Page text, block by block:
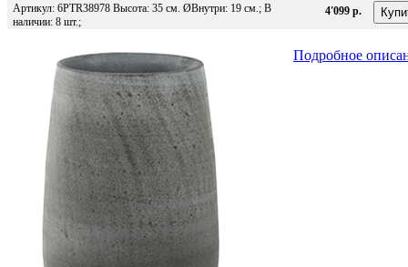
Артикул: 6PTR38978 Высота: 35 см. ØВнутри: 19 см.; В
наличии: 8 шт.;
4'099 р.
Подробное